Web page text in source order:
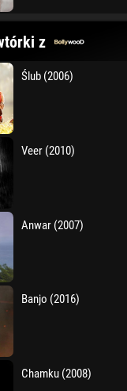
z
Ślub (2006)
Veer (2010)
Anwar (2007)
Banjo (2016)
Chamku (2008)